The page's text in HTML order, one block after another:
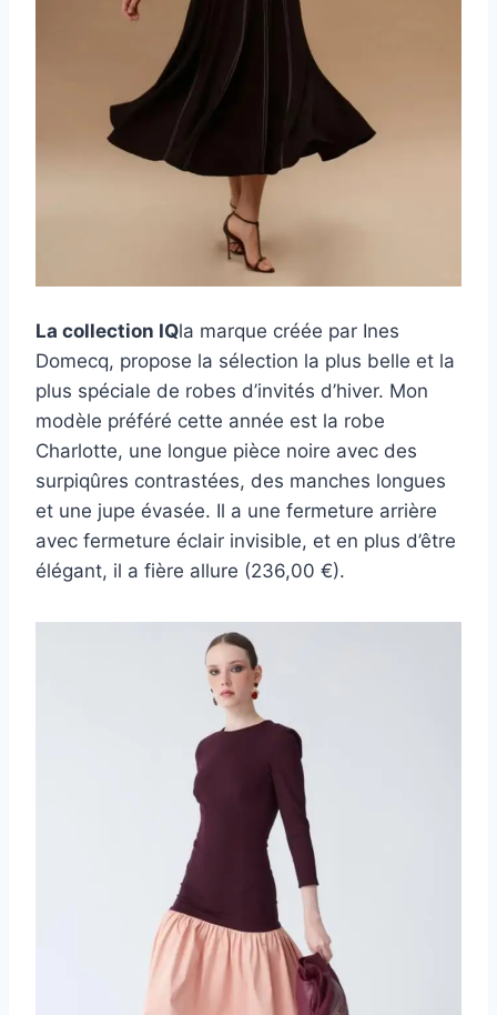
La collection IQla marque créée par Ines
Domecq, propose la sélection la plus belle et la
plus spéciale de robes d’invités d’hiver. Mon
modèle préféré cette année est la robe
Charlotte, une longue pièce noire avec des
surpiqûres contrastées, des manches longues
et une jupe évasée. Il a une fermeture arrière
avec fermeture éclair invisible, et en plus d’être
élégant, il a fière allure (236,00 €).